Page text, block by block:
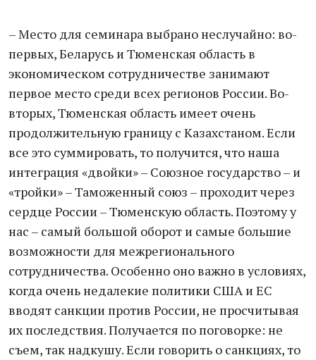
– Место для семинара выбрано неслучайно: во-
первых, Беларусь и Тюменская область в
экономическом сотрудничестве занимают
первое место среди всех регионов России. Во-
вторых, Тюменская область имеет очень
продолжительную границу с Казахстаном. Если
все это суммировать, то получится, что наша
интеграция «двойки» – Союзное государство – и
«тройки» – Таможенный союз – проходит через
сердце России – Тюменскую область. Поэтому у
нас – самый большой оборот и самые большие
возможности для межрегионального
сотрудничества. Особенно оно важно в условиях,
когда очень недалекие политики США и ЕС
вводят санкции против России, не просчитывая
их последствия. Получается по поговорке: не
съем, так надкушу. Если говорить о санкциях, то